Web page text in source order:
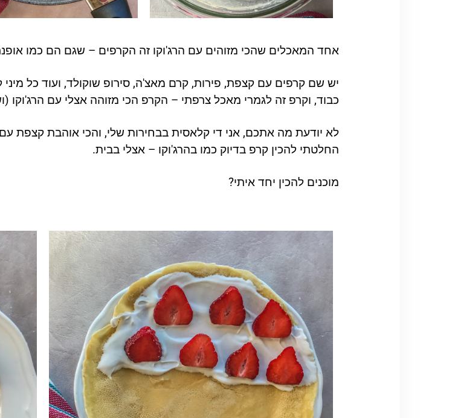
אחד המאכלים שהכי מזוהים עם הרג'וקו זה הקרפים – שגם הם כמו
יש שם קרפים עם קצפת, פירות, קרם מאצ'ה, סירופ שוקולד, ועוד כל
כבוד, וקרפ זה לגמרי מאכל צרפתי – הקרפ הכי מזוהה אצלי עם הרג'וקו
לא יודעת מה אתכם, אני די קלאסית בבחירות שלי, והכי אוהבת קצפת עם
החלטתי להכין קרפ בדיוק כמו בהרג'וקו – אצלי בבית.
מוכנים להכין יחד איתי?